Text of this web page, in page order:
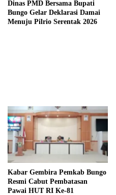
Dinas PMD Bersama Bupati
Bungo Gelar Deklarasi Damai
Menuju Pilrio Serentak 2026
Kabar Gembira Pemkab Bungo
Resmi Cabut Pembatasan
Pawai HUT RI Ke-81